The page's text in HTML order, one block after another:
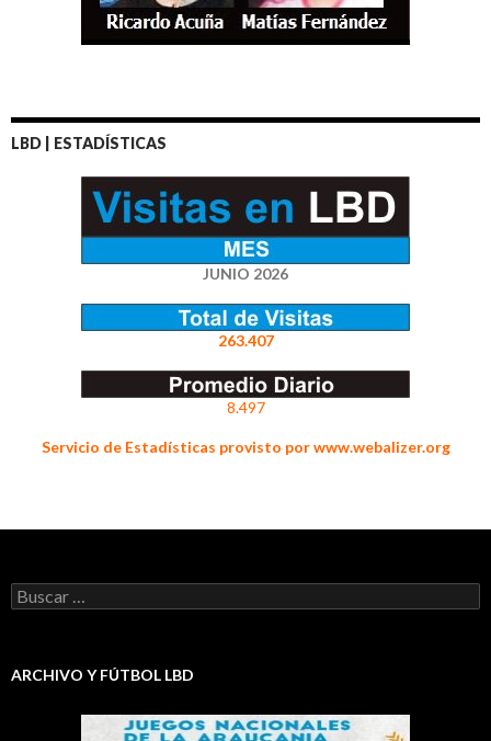
LBD | ESTADÍSTICAS
JUNIO 2026
263.407
8.497
Servicio de Estadísticas provisto por www.webalizer.org
Buscar:
ARCHIVO Y FÚTBOL LBD